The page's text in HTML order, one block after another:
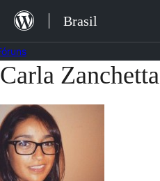
para
o
conteúdo
Brasil
Pular
o
conteúdo
Carla Zanchetta